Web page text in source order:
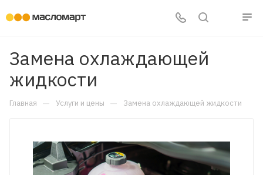
Замена охлаждающей
жидкости
Главная — Услуги и цены — Замена охлаждающей жидкости